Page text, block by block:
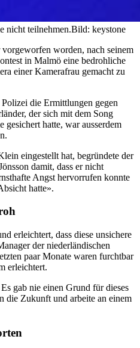
nicht teilnehmen.Bild: keystone
worden, nach seinem
in Malmö eine bedrohliche
einer Kamerafrau gemacht zu
die Ermittlungen gegen
der sich mit dem Song
gesichert hatte, war ausserdem
eingestellt hat, begründete der
damit, dass er nicht
Angst hervorrufen konnte
hatte».
erleichtert, dass diese unsichere
der niederländischen
paar Monate waren furchtbar
erleichtert.
gab nie einen Grund für dieses
die Zukunft und arbeite an einem